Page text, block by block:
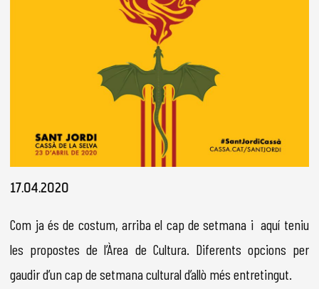
17.04.2020
Com ja és de costum, arriba el cap de setmana i aquí teniu
les propostes de l’Àrea de Cultura. Diferents opcions per
gaudir d’un cap de setmana cultural d’allò més entretingut.